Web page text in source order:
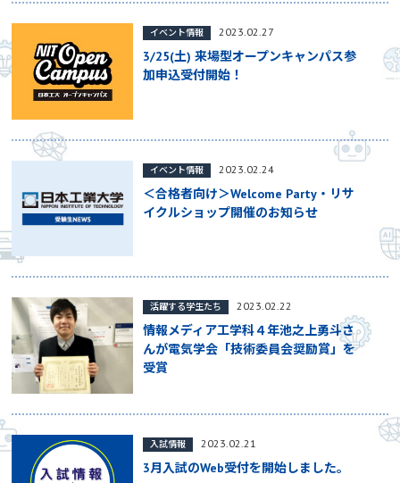
3/25(土) 来場型オープンキャンパス参
加申込受付開始！
イベント情報 2023.02.27
＜合格者向け＞Welcome Party・リサ
イクルショップ開催のお知らせ
イベント情報 2023.02.24
情報メディア工学科４年池之上勇斗さ
んが電気学会「技術委員会奨励賞」を
受賞
活躍する学生たち 2023.02.22
3月入試のWeb受付を開始しました。
入試情報 2023.02.21